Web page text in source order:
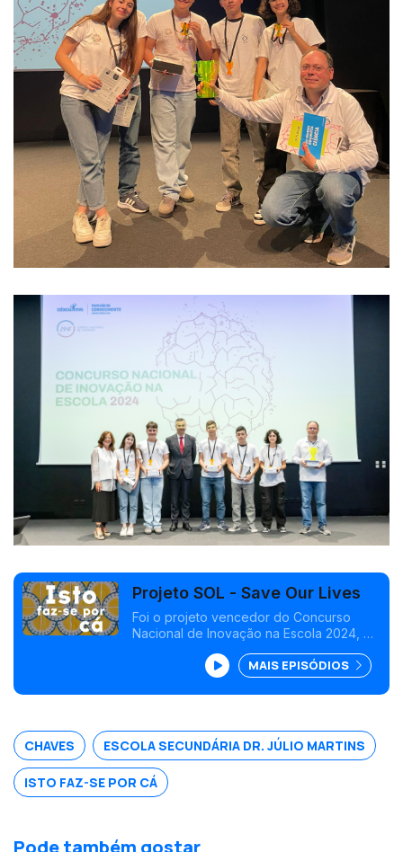
Projeto SOL - Save Our Lives
Foi o projeto vencedor do Concurso
Nacional de Inovação na Escola 2024, na
em mitigar o impacto da vespa asiática.
Nasceu da ideia de um grupo de alunos
e de um professor de Chaves.
MAIS EPISÓDIOS
CHAVES ESCOLA SECUNDÁRIA DR. JÚLIO MARTINS
ISTO FAZ-SE POR CÁ
Pode também gostar